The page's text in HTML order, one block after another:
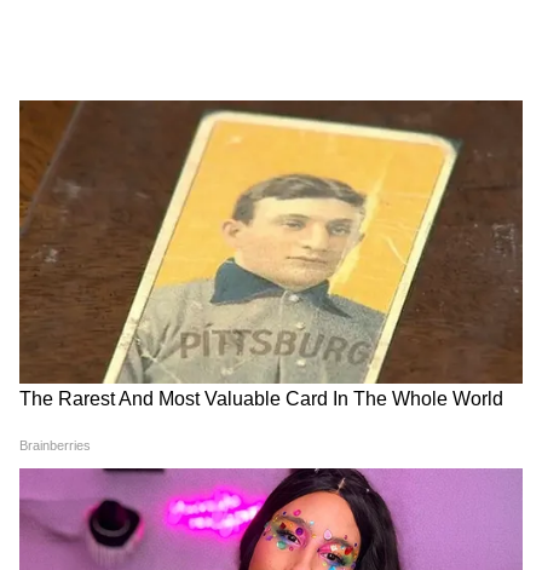
भारत की संभावित प्लेइंग इलेवन में हो सकते हैं बदलाव
भारत के पास संजू सैमसन, वॉशिंगटन सुंदर, सूर्यांश शेडगे,
रवि बिश्नोई और प्रसिद्ध कृष्णा जैसे रिजर्व खिलाड़ी
उपलब्ध हैं। टीम मैनेजमेंट बाएं हाथ के बल्लेबाजों की
संख्या कम करने और बैटिंग ऑर्डर में बैलेंस लाने के लिए
एक अतिरिक्त दाएं हाथ के बल्लेबाज को मौका दे सकता
अभिषेक शर्मा, वैभव सूर्यवंशी, ईशान किशन (विकेटकीपर),
श्रेयस अय्यर (कप्तान), तिलक वर्मा, शिवम दुबे/सूर्यांश
शेडगे, अक्षर पटेल/वॉशिंगटन सुंदर, हर्षित राणा, अर्शदीप